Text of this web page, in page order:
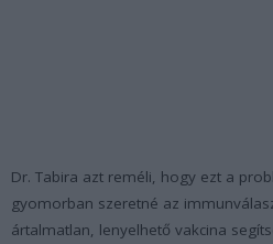
Dr. Tabira azt reméli, hogy ezt a
gyomorban szeretné az
ártalmatlan, lenyelhető vakcina